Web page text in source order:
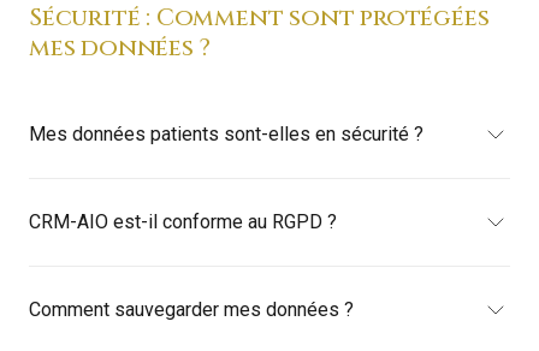
Sécurité : Comment sont protégées
mes données ?
Mes données patients sont-elles en sécurité ?
CRM-AIO est-il conforme au RGPD ?
Comment sauvegarder mes données ?